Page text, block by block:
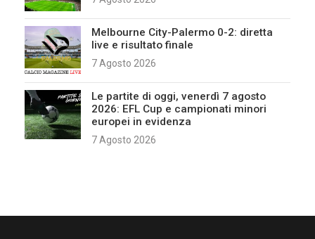
Melbourne City-Palermo 0-2: diretta
live e risultato finale
7 Agosto 2026
Le partite di oggi, venerdì 7 agosto
2026: EFL Cup e campionati minori
europei in evidenza
7 Agosto 2026